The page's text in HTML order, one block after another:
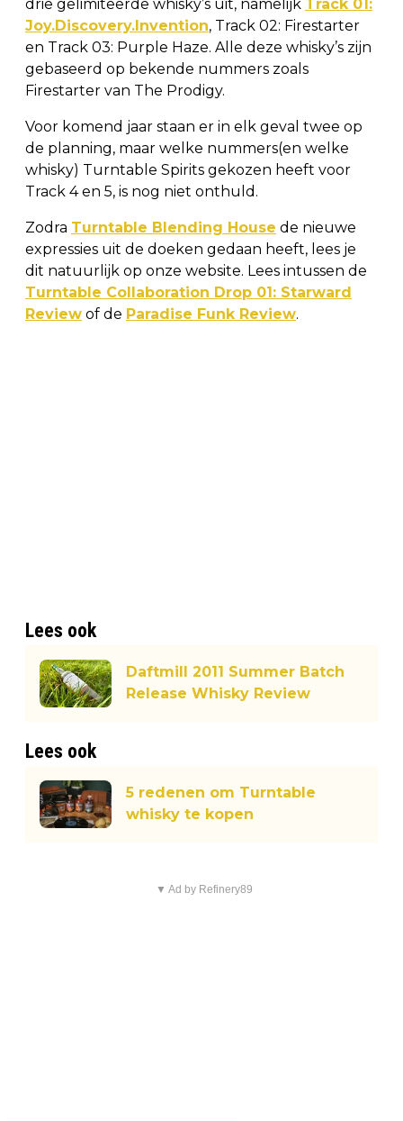
drie gelimiteerde whisky’s uit, namelijk Track 01:
Joy.Discovery.Invention, Track 02: Firestarter
en Track 03: Purple Haze. Alle deze whisky’s zijn
gebaseerd op bekende nummers zoals
Firestarter van The Prodigy.
Voor komend jaar staan er in elk geval twee op
de planning, maar welke nummers(en welke
whisky) Turntable Spirits gekozen heeft voor
Track 4 en 5, is nog niet onthuld.
Zodra Turntable Blending House de nieuwe
expressies uit de doeken gedaan heeft, lees je
dit natuurlijk op onze website. Lees intussen de
Turntable Collaboration Drop 01: Starward
Review of de Paradise Funk Review.
Lees ook
Daftmill 2011 Summer Batch
Release Whisky Review
Lees ook
5 redenen om Turntable
whisky te kopen
▼ Ad by Refinery89